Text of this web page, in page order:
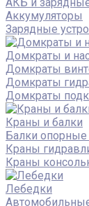
Аккумуляторы
Зарядные
Домкраты и
Домкраты
Домкраты
Домкраты
Краны и балки
Балки
Краны
Краны
Лебедки